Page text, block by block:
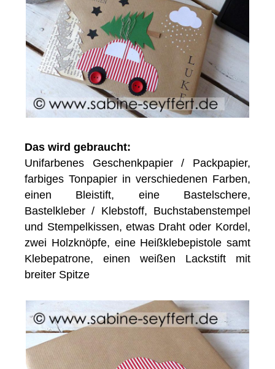
Das wird gebraucht:
Unifarbenes Geschenkpapier / Packpapier,
farbiges Tonpapier in verschiedenen Farben,
einen Bleistift, eine Bastelschere,
Bastelkleber / Klebstoff, Buchstabenstempel
und Stempelkissen, etwas Draht oder Kordel,
zwei Holzknöpfe, eine Heißklebepistole samt
Klebepatrone, einen weißen Lackstift mit
breiter Spitze